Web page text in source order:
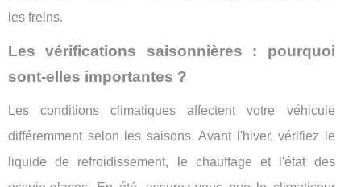
les freins.
Les vérifications saisonnières : pourquoi
sont-elles importantes ?
Les conditions climatiques affectent votre véhicule
différemment selon les saisons. Avant l'hiver, vérifiez le
liquide de refroidissement, le chauffage et l'état des